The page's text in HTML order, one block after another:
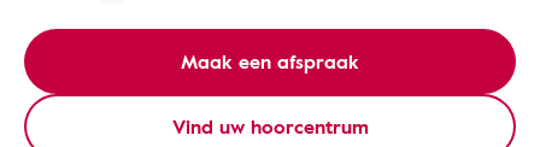
Maak een afspraak
Vind uw hoorcentrum